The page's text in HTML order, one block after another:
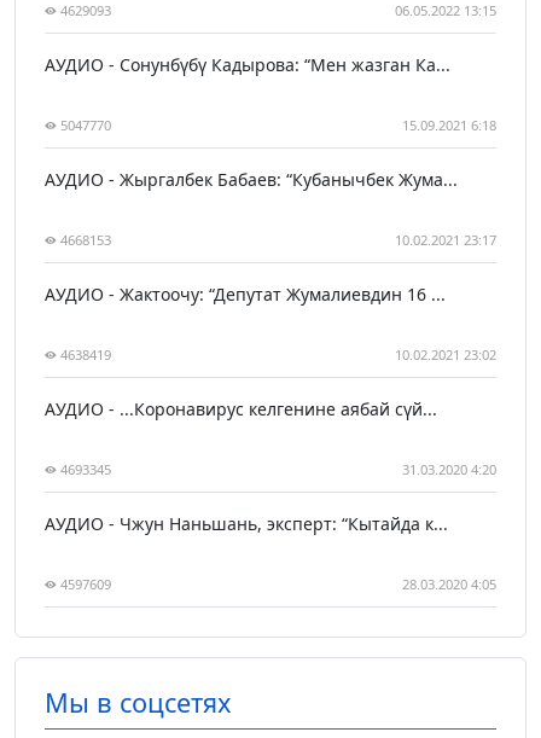
4629093 06.05.2022 13:15
АУДИО - Сонунбүбү Кадырова: “Мен жазган Ка...
5047770 15.09.2021 6:18
АУДИО - Жыргалбек Бабаев: “Кубанычбек Жума...
4668153 10.02.2021 23:17
АУДИО - Жактоочу: “Депутат Жумалиевдин 16 ...
4638419 10.02.2021 23:02
АУДИО - ...Коронавирус келгенине аябай сүй...
4693345 31.03.2020 4:20
АУДИО - Чжун Наньшань, эксперт: “Кытайда к...
4597609 28.03.2020 4:05
Мы в соцсетях